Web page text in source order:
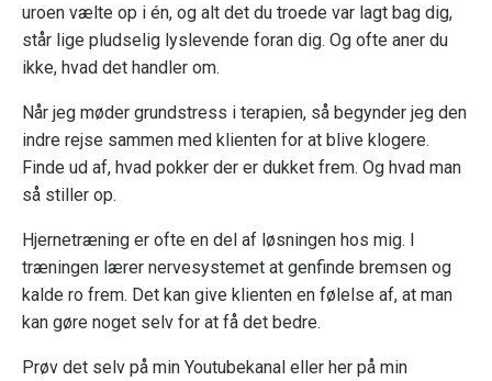
uroen vælte op i én, og alt det du troede var lagt bag dig,
står lige pludselig lyslevende foran dig. Og ofte aner du
ikke, hvad det handler om.
Når jeg møder grundstress i terapien, så begynder jeg den
indre rejse sammen med klienten for at blive klogere.
Finde ud af, hvad pokker der er dukket frem. Og hvad man
så stiller op.
Hjernetræning er ofte en del af løsningen hos mig. I
træningen lærer nervesystemet at genfinde bremsen og
kalde ro frem. Det kan give klienten en følelse af, at man
kan gøre noget selv for at få det bedre.
Prøv det selv på min Youtubekanal eller her på min